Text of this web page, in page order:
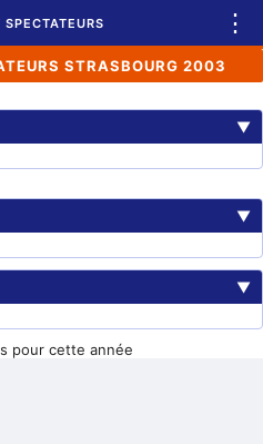
⋮
STRASBOURG 2003
▼
▼
▼
pour cette année